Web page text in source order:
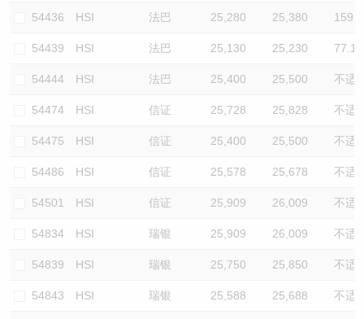
54436 HSI 法巴 25,280 25,380 159.1
54439 HSI 法巴 25,130 25,230 77.1
54444 HSI 法巴 25,400 25,500 不适
54474 HSI 信证 25,728 25,828 不适
54475 HSI 信证 25,400 25,500 不适
54486 HSI 信证 25,578 25,678 不适
54501 HSI 信证 25,909 26,009 不适
54834 HSI 瑞银 25,909 26,009 不适
54839 HSI 瑞银 25,750 25,850 不适
54843 HSI 瑞银 25,588 25,688 不适